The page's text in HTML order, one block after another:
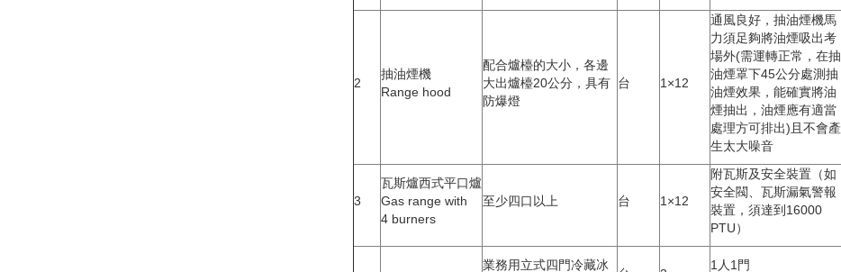
2
抽油煙機
Range hood
配合爐檯的大小，各邊
大出爐檯20公分，具有
防爆燈
台 1×12
通風良好，抽油煙機馬
力須足夠將油煙吸出考
場外(需運轉正常，在抽
油煙罩下45公分處測抽
油煙效果，能確實將油
煙抽出，油煙應有適當
處理方可排出)且不會產
生太大噪音
3
瓦斯爐西式平口爐
Gas range with
4 burners
至少四口以上 台 1×12
附瓦斯及安全裝置（如
安全閥、瓦斯漏氣警報
裝置，須達到16000
PTU）
業務用立式四門冷藏冰
1人1門